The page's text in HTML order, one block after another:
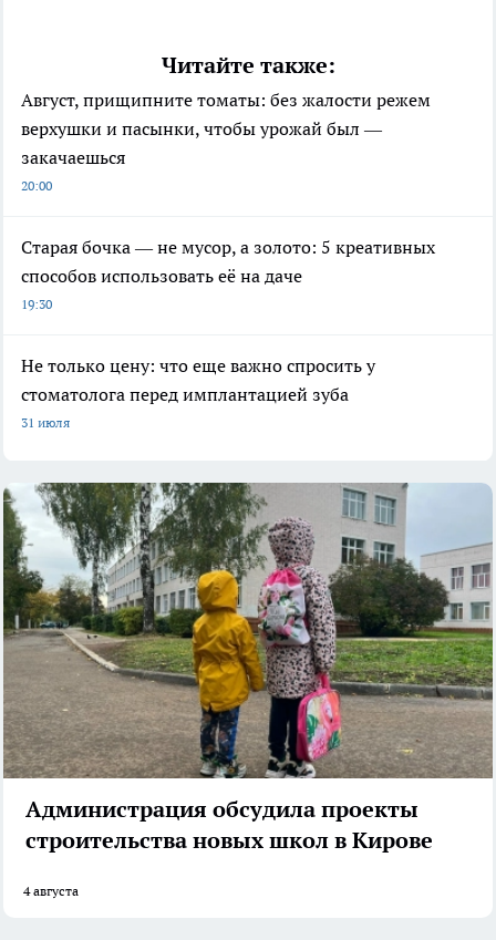
Читайте также:
Август, прищипните томаты: без жалости режем
верхушки и пасынки, чтобы урожай был —
закачаешься
20:00
Старая бочка — не мусор, а золото: 5 креативных
способов использовать её на даче
19:30
Не только цену: что еще важно спросить у
стоматолога перед имплантацией зуба
31 июля
Администрация обсудила проекты
строительства новых школ в Кирове
4 августа